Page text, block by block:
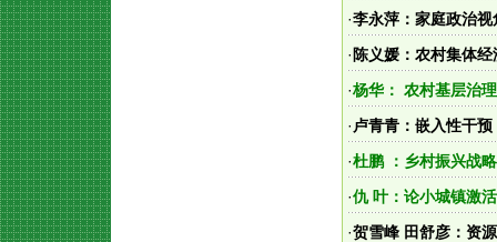
·李永萍：家庭政治
· 陈义媛：农村集体
·杨华： 农村基层治
· 卢青青：嵌入性干
·杜鹏 ：乡村振兴战
·仇 叶：论小城镇激
·贺雪峰 田舒彦：资